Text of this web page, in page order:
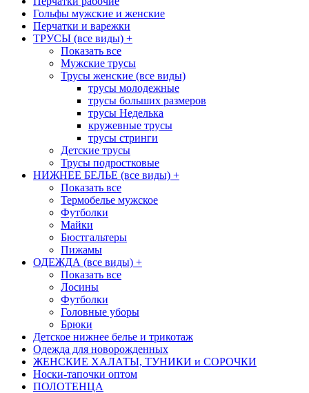
Гольфы мужские и женские
Перчатки и варежки
ТРУСЫ (все виды) +
Показать все
Мужские трусы
Трусы женские (все виды)
трусы молодежные
трусы больших размеров
трусы Неделька
кружевные трусы
трусы стринги
Детские трусы
Трусы подростковые
НИЖНЕЕ БЕЛЬЕ (все виды) +
Показать все
Термобелье мужское
Футболки
Майки
Бюстгальтеры
Пижамы
ОДЕЖДА (все виды) +
Показать все
Лосины
Футболки
Головные уборы
Брюки
Детское нижнее белье и трикотаж
Одежда для новорожденных
ЖЕНСКИЕ ХАЛАТЫ, ТУНИКИ и СОРОЧКИ
Носки-тапочки оптом
ПОЛОТЕНЦА